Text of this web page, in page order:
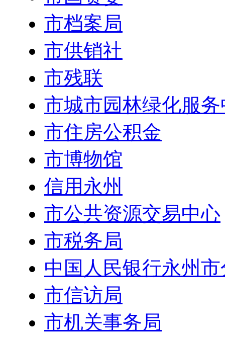
市档案局
市供销社
市残联
市城市园林绿化服
市住房公积金
市博物馆
信用永州
市公共资源交易中心
市税务局
中国人民银行永州
市信访局
市机关事务局